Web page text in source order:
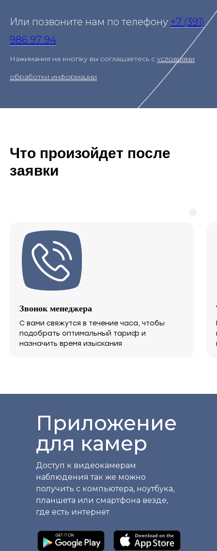
Или позвоните нам по телефону +7 (391)
986 97 94
Нажимания на кнопку вы соглашаетесь с условиями
обработки информации
Что произойдет после
заявки
Звонок менеджера
С вами свяжутся в течение часа, чтобы
подобрать оптимальный тариф и
назначить время изыскания
Приложение
для камер
Доступ к видеокамерам
наблюдения так же можно
получить с компьютера, ноутбука,
планшета или смартфона везде,
где есть интернет